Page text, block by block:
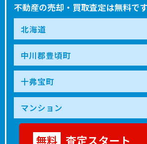
不動産の売却・買取査定は無料です
査定スタート